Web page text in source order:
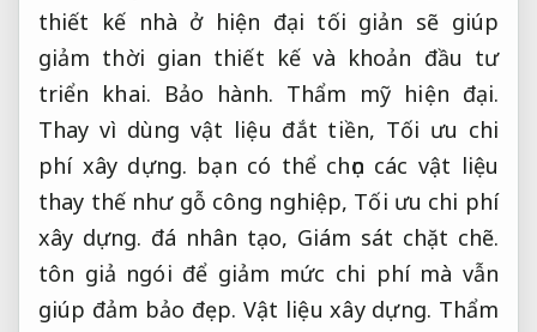
thiết kế nhà ở hiện đại tối giản sẽ giúp
giảm thời gian thiết kế và khoản đầu tư
triển khai. Bảo hành. Thẩm mỹ hiện đại.
Thay vì dùng vật liệu đắt tiền, Tối ưu chi
phí xây dựng. bạn có thể chọn các vật liệu
thay thế như gỗ công nghiệp, Tối ưu chi phí
xây dựng. đá nhân tạo, Giám sát chặt chẽ.
tôn giả ngói để giảm mức chi phí mà vẫn
giúp đảm bảo đẹp.Vật liệu xây dựng. Thẩm